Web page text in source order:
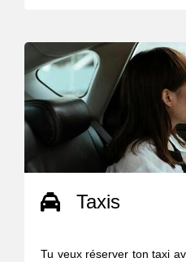
Taxis
Tu veux réserver ton taxi